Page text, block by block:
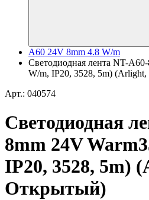
A60 24V 8mm 4.8 W/m
Светодиодная лента NT-
W/m, IP20, 3528, 5m)
Арт.: 040574
Светодиодная
8mm 24V
IP20, 3528, 5m)
Открытый)